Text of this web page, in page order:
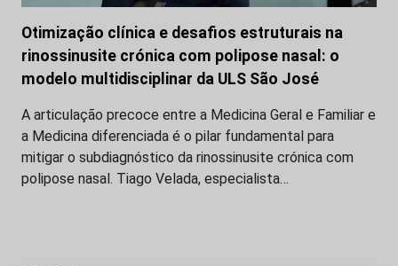
Otimização clínica e desafios estruturais na
rinossinusite crónica com polipose nasal: o
modelo multidisciplinar da ULS São José
A articulação precoce entre a Medicina Geral e Familiar e
a Medicina diferenciada é o pilar fundamental para
mitigar o subdiagnóstico da rinossinusite crónica com
polipose nasal. Tiago Velada, especialista…